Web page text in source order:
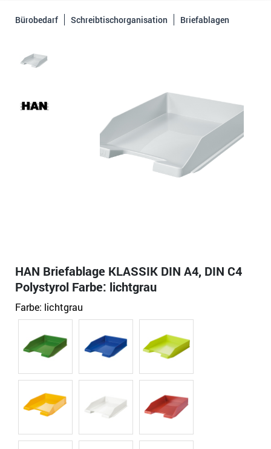
Bürobedarf Schreibtischorganisation Briefablagen
HAN Briefablage KLASSIK DIN A4, DIN C4
Polystyrol Farbe: lichtgrau
Farbe: lichtgrau